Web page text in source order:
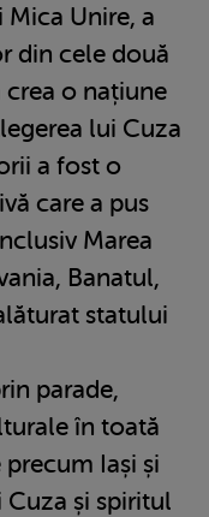
Unire, a
din cele două
crea o națiune
lui Cuza
a fost o
care a pus
Marea
Banatul,
statului
parade,
în toată
Iași și
și spiritul